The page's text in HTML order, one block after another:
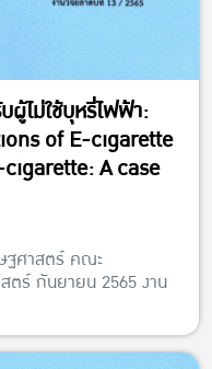
ผู้ไม่ใช้บุหรี่ไฟฟ้า:
of E-cigarette
A case
ฐศาสตร์ คณะ
ตร์ กันยายน 2565 งาน